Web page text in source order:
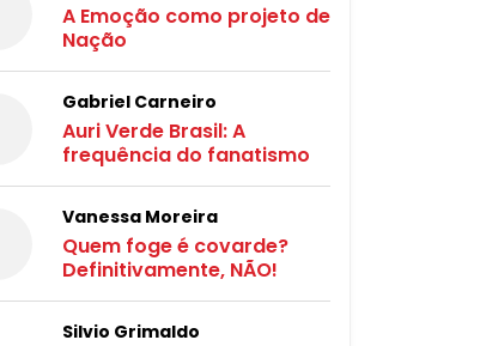
A Emoção como projeto de
Nação
Gabriel Carneiro
Auri Verde Brasil: A
frequência do fanatismo
Vanessa Moreira
Quem foge é covarde?
Definitivamente, NÃO!
Silvio Grimaldo